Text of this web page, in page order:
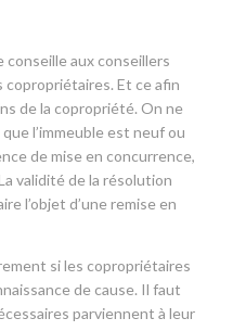
aux conseillers
copropriétaires. Et ce afin
de la copropriété. On ne
l’immeuble est neuf ou
de mise en concurrence,
validité de la résolution
l’objet d’une remise en
si les copropriétaires
de cause. Il faut
parviennent à leur